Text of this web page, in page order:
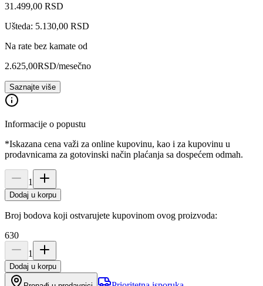
31.499,00 RSD
Ušteda: 5.130,00 RSD
Na rate bez kamate od
2.625,00RSD/mesečno
Saznajte više
Informacije o popustu
*Iskazana cena važi za online kupovinu, kao i za kupovinu u
prodavnicama za gotovinski način plaćanja sa dospećem odmah.
1
Dodaj u korpu
Broj bodova koji ostvarujete kupovinom ovog proizvoda:
630
1
Dodaj u korpu